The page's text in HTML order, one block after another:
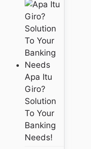
Apa Itu
Giro?
Solution
To Your
Banking
Needs!